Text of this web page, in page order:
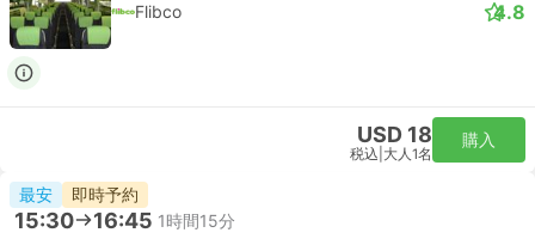
Stansted Express
USD 32
税込 大人1名
購入
即時予約
20:36 21:23 47分